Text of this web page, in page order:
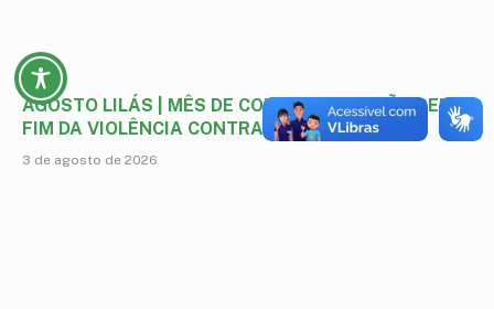
AGOSTO LILÁS | MÊS DE CONSCIENTIZAÇÃO PELO
FIM DA VIOLÊNCIA CONTRA A MULHER
3 de agosto de 2026